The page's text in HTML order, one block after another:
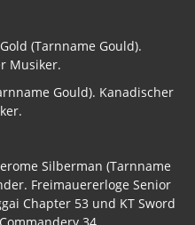
Gould). Kanadischer